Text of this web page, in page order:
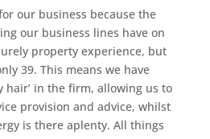
our business because the
our business lines have on
property experience, but
39. This means we have
hair’ in the firm, allowing us to
provision and advice, whilst
is there aplenty. All things